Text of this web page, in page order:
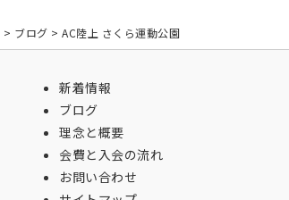
> ブログ > AC陸上 さくら運動公園
新着情報
ブログ
理念と概要
会費と入会の流れ
お問い合わせ